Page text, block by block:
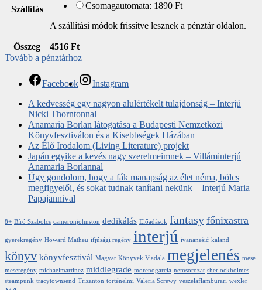
Szállítás
Csomagautomata: 1890 Ft
A szállítási módok frissítve lesznek a pénztár oldalon.
Összeg 4516 Ft
Tovább a pénztárhoz
Facebook
Instagram
A kedvesség egy nagyon alulértékelt tulajdonság – Interjú
Nicki Thorntonnal
Anamaria Borlan látogatása a Budapesti Nemzetközi
Könyvfesztiválon és a Kisebbségek Házában
Az Élő Irodalom (Living Literature) projekt
Japán egyike a kevés nagy szerelmeimnek – Villáminterjú
Anamaria Borlannal
Úgy gondolom, hogy a fák manapság az élet néma, bölcs
megfigyelői, és sokat tudnak tanítani nekünk – Interjú Maria
Papajannival
8+ Bíró Szabolcs cameronjohnston dedikálás Előadások fantasy főnixastra
gyerekregény Howard Matheu ifjúsági regény interjú ivananešić kaland
könyv könyvfesztivál Magyar Könyvek Viadala megjelenés mese
meseregény michaelmartinez middlegrade morenogarcia nemsorozat sherlockholmes
steampunk tracytownsend Trizanton történelmi Valeria Screwy veszelaflamburari wexler